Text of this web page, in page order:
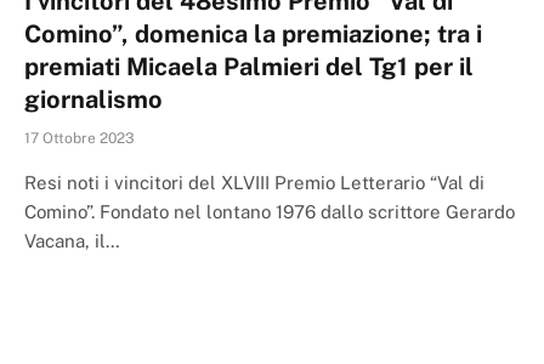
Comino”, domenica la premiazione; tra i
premiati Micaela Palmieri del Tg1 per il
giornalismo
17 Ottobre 2023
Resi noti i vincitori del XLVIII Premio Letterario “Val di
Comino”. Fondato nel lontano 1976 dallo scrittore Gerardo
Vacana, il…